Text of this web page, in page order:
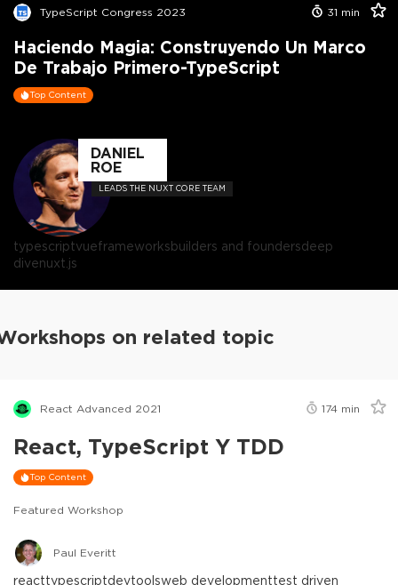
TypeScript Congress 2023 31 min
Haciendo Magia: Construyendo Un Marco
De Trabajo Primero-TypeScript
Top Content
DANIEL
ROE
LEADS THE NUXT CORE TEAM
typescriptvueframeworksbuilders and foundersdeep
divenuxt.js
on related topic
React Advanced 2021 174 min
React, TypeScript Y TDD
Top Content
Featured Workshop
Paul Everitt
reacttypescriptdevtoolsweb developmenttest driven